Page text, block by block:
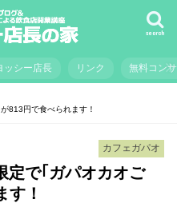
search
ッシー店長 リンク 無料コン
813円で食べられます！
カフェガパオ
定で｢ガパオカオご
す！